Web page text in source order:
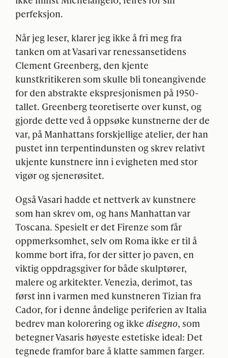
perfeksjon.
Når jeg leser, klarer jeg ikke å fri meg fra
tanken om at Vasari var renessansetidens
Clement Greenberg, den kjente
kunstkritikeren som skulle bli toneangivende
for den abstrakte ekspresjonismen på 1950-
tallet. Greenberg teoretiserte over kunst, og
gjorde dette ved å oppsøke kunstnerne der de
var, på Manhattans forskjellige atelier, der han
pustet inn terpentindunsten og skrev relativt
ukjente kunstnere inn i evigheten med stor
vigør og sjenerøsitet.
Også Vasari hadde et nettverk av kunstnere
som han skrev om, og hans Manhattan var
Toscana. Spesielt er det Firenze som får
oppmerksomhet, selv om Roma ikke er til å
komme bort ifra, for der sitter jo paven, en
viktig oppdragsgiver for både skulptører,
malere og arkitekter. Venezia, derimot, tas
først inn i varmen med kunstneren Tizian fra
Cador, for i denne åndelige periferien av Italia
bedrev man kolorering og ikke disegno, som
betegner Vasaris høyeste estetiske ideal: Det
tegnede framfor bare å klatte sammen farger.